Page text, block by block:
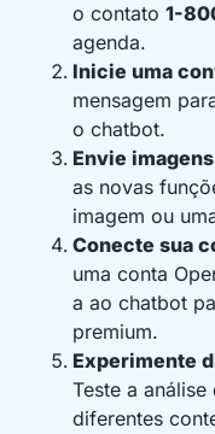
o contato 1-
agenda.
Inicie uma
mensagem
o chatbot.
Envie
as novas
imagem ou
Conecte sua
uma conta
a ao chatbot
premium.
Experimente
Teste a
diferentes